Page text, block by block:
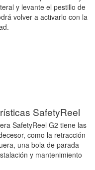
y levante el pestillo de
volver a activarlo con la
SafetyReel
SafetyReel G2 tiene las
como la retracción
una bola de parada
y mantenimiento